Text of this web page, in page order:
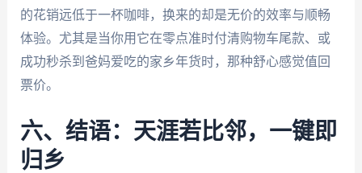
的花销远低于一杯咖啡，换来的却是无价的效率与顺畅
体验。尤其是当你用它在零点准时付清购物车尾款、或
成功秒杀到爸妈爱吃的家乡年货时，那种舒心感觉值回
票价。
六、结语：天涯若比邻，一键即
归乡